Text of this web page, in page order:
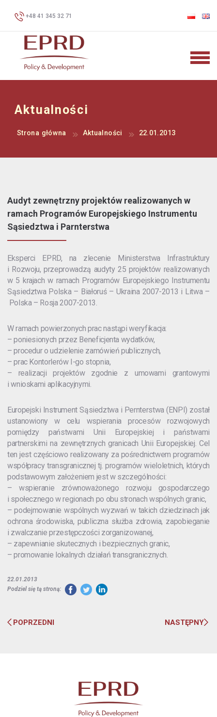
+48 41 345 32 71
Aktualności
Strona główna Aktualności 22.01.2013
Audyt zewnętrzny projektów realizowanych w
ramach Programów Europejskiego Instrumentu
Sąsiedztwa i Parnterstwa
Eksperci EPRD, na zlecenie Ministerstwa Infrastruktury
i Rozwoju, przeprowadzą audyty 25 projektów realizowanych
w 5 krajach w ramach Programów Europejskiego Instrumentu
Sąsiedztwa Polska – Białoruś – Ukraina 2007-2013 i Litwa –
Polska – Rosja 2007-2013.
W ramach powierzonych prac nastąpi weryfikacja:
– poniesionych przez Beneficjenta wydatków,
– procedur o udzielenie zamówień publicznych,
– prac Kontorlerów I-go stopnia,
– realizacji projektów zgodnie z umowami grantowymi
i wnioskami aplikacyjnymi.
Europejski Instrument Sąsiedztwa i Pernterstwa (ENPI) został
ustanowiony w celu wspierania procesów rozwojowych
pomiędzy państwami Unii Europejskiej i państwami
partnerskimi na zewnętrznych granicach Unii Europejskiej. Cel
ten jest częściowo realizowany za pośrednictwem programów
współpracy transgranicznej tj. programów wieloletnich, których
podstawowym założeniem jest w szczególności:
– wspieranie zrównoważonego rozwoju gospodarczego
i społecznego w regionach po obu stronach wspólnych granic,
– podejmowanie wspólnych wyzwań w takich dziedzinach jak
ochrona środowiska, publiczna służba zdrowia, zapobieganie
i zwalczanie przestępczości zorganizowanej,
– zapewnianie skutecznych i bezpiecznych granic,
– promowanie lokalnych działań transgranicznych.
22.01.2013
Podziel się tą stroną:
POPRZEDNI NASTĘPNY